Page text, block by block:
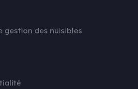
gestion des nuisibles